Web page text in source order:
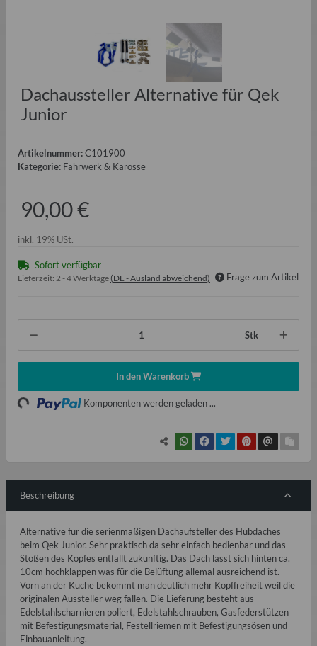
Dachaussteller Alternative für Qek
Junior
Artikelnummer:C101900
Kategorie: Fahrwerk & Karosse
90,00 €
inkl. 19% USt.
Sofort verfügbar
Lieferzeit: 2 - 4 Werktage (DE - Ausland abweichend) Frage zum Artikel
Stk
In den Warenkorb
Komponenten werden geladen ...
Beschreibung
Alternative für die serienmäßigen Dachaufsteller des Hubdaches
beim Qek Junior. Sehr praktisch da sehr einfach bedienbar und das
Stoßen des Kopfes entfällt zukünftig. Das Dach lässt sich hinten ca.
10cm hochklappen was für die Belüftung allemal ausreichend ist.
Vorn an der Küche bekommt man deutlich mehr Kopffreiheit weil die
originalen Aussteller weg fallen. Die Lieferung besteht aus
Edelstahlscharnieren poliert, Edelstahlschrauben, Gasfederstützen
mit Befestigungsmaterial, Festellriemen mit Befestigungsösen und
Einbauanleitung.